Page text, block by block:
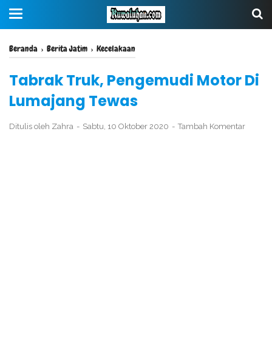
Beranda › Berita Jatim › Kecelakaan
Tabrak Truk, Pengemudi Motor Di
Lumajang Tewas
Ditulis oleh Zahra Sabtu, 10 Oktober 2020 Tambah Komentar